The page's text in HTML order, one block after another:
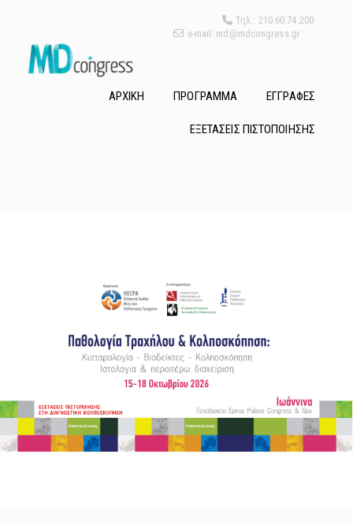
Τηλ.: 210.60.74.200
e-mail: md@mdcongress.gr
ΑΡΧΙΚΗ ΠΡΟΓΡΑΜΜΑ ΕΓΓΡΑΦΕΣ
ΕΞΕΤΑΣΕΙΣ ΠΙΣΤΟΠΟΙΗΣΗΣ